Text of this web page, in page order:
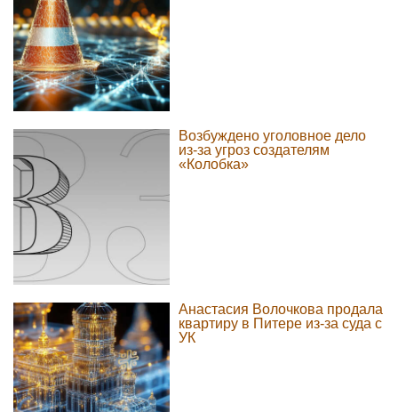
Возбуждено уголовное дело
из-за угроз создателям
«Колобка»
Анастасия Волочкова продала
квартиру в Питере из-за суда с
УК